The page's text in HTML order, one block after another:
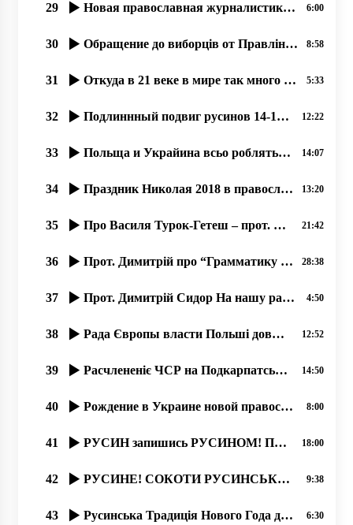
29 Новая православная журналистика, как следствие гонений на Православную Церковь. 02.07.2020 6:00
30 Обращение до виборців от Правління тов. ім. Кирила та Мефодія, Ужгород. 24.06.20. 8:58
31 Откуда в 21 веке в мире так много узурпаторов власти؟ 5:33
32 Подлиннный подвиг русинов 14-15 марта 1939 года, остановивших гос. переворот. 12:22
33 Польща и Украйина всьо роблять обы їх злочины против мирных русинов не открылися. .. 07.2020 14:07
34 Праздник Николая 2018 в православном соборҍ г. Ужгород. 13:20
35 Про Василя Турок-Гетеш – прот. Димитрій Сидор. 24.01.2020 21:42
36 Прот. Димитрій про “Грамматику живого русинського языка“ Ч,2 од21.11.2019 28:38
37 Прот. Димитрій Сидор На нашу радость Америка ныні … 4:50
38 Рада Європы власти Польші довжні самі создати учебникы русинам. 30.01.2020 12:52
39 Расчлененіє ЧСР на Подкарпатську Русь, Чехію и Словакію. 1939. 14:50
40 Рождение в Украине новой православной журналистики, 19.06.2020, прот. Димитрий Сидор 8:00
41 РУСИН запишись РУСИНОМ! ПЕРЕПИС НАСЕЛЕННЯ В УКРАЇНІ 2020 року. 18:00
42 РУСИНЕ! СОКОТИ РУСИНСЬКУ БЕСІДУ! 21.02.20 9:38
43 Русинська Традиція Нового Года до Рожденства. прот. Димитрий Сидор . 31.12.2019 6:30